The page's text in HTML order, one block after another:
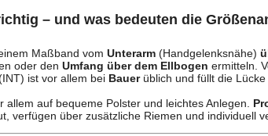
– und was bedeuten die
Maßband vom Unterarm (Handgelenksnähe)
oder den Umfang über dem Ellbogen ermitteln.
ist vor allem bei Bauerüblich und füllt die Lücke
allem auf bequeme Polster und leichtes Anlegen.
verfügen über zusätzliche Riemen und individuell